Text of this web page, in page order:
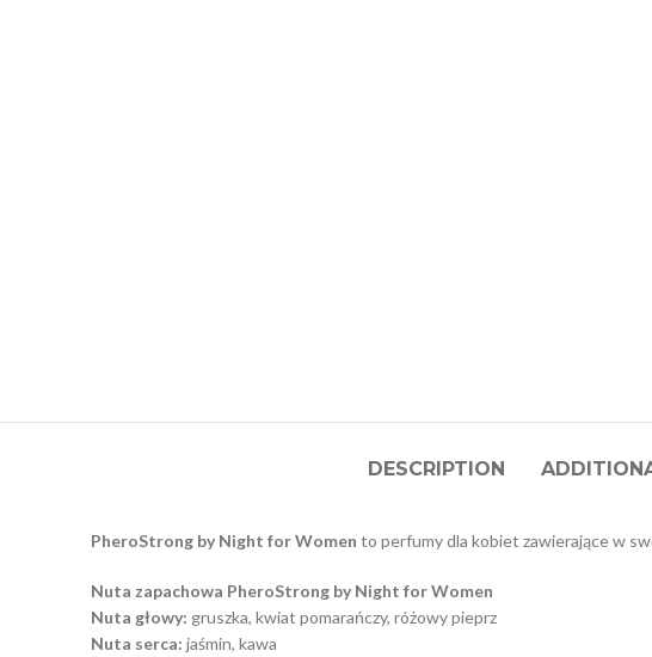
DESCRIPTION
PheroStrong by Night for Women to perfumy dla kobiet zawierające w
Nuta zapachowa PheroStrong by Night for Women
Nuta głowy: gruszka, kwiat pomarańczy, różowy pieprz
Nuta serca: jaśmin, kawa